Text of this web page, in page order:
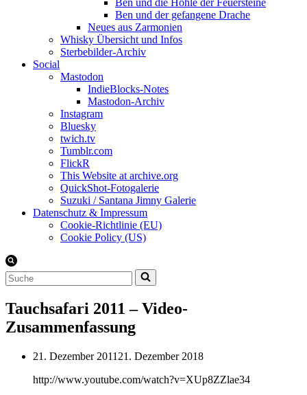
Ben und die Höhle der Feuersteine
Ben und der gefangene Drache
Neues aus Zarmonien
Whisky Übersicht und Infos
Sterbebilder-Archiv
Social
Mastodon
IndieBlocks-Notes
Mastodon-Archiv
Instagram
Bluesky
twich.tv
Tumblr.com
FlickR
This Website at archive.org
QuickShot-Fotogalerie
Suzuki / Santana Jimny Galerie
Datenschutz & Impressum
Cookie-Richtlinie (EU)
Cookie Policy (US)
Suchen
nach …
Tauchsafari 2011 – Video-
Zusammenfassung
21. Dezember 2011 21. Dezember 2018
http://www.youtube.com/watch?v=XUp8ZZlae34